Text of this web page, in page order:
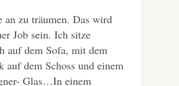
an zu träumen. Das wird
Job sein. Ich sitze
auf dem Sofa, mit dem
auf dem Schoss und einem
Glas…In einem